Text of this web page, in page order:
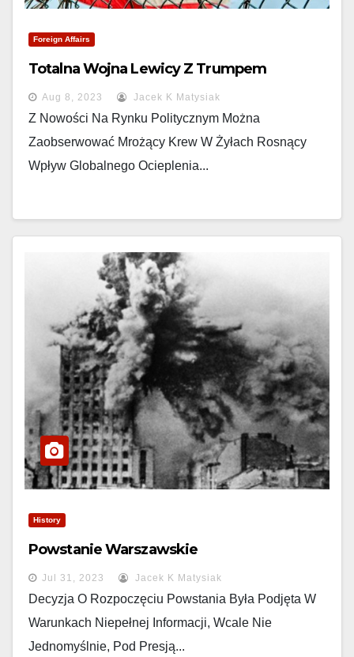
Foreign Affairs
Totalna Wojna Lewicy Z Trumpem
Aug 8, 2023 Jacek K Matysiak
Z Nowości Na Rynku Politycznym Można
Zaobserwować Mrożący Krew W Żyłach Rosnący
Wpływ Globalnego Ocieplenia...
History
Powstanie Warszawskie
Jul 31, 2023 Jacek K Matysiak
Decyzja O Rozpoczęciu Powstania Była Podjęta W
Warunkach Niepełnej Informacji, Wcale Nie
Jednomyślnie, Pod Presją...